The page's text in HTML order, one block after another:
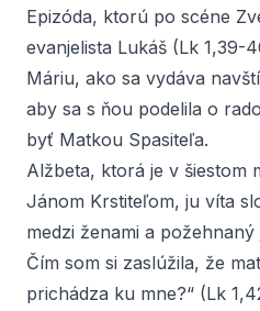
Epizóda, ktorú po scéne
evanjelista Lukáš (Lk 1,39-
Máriu, ako sa vydáva
aby sa s ňou podelila o
byť Matkou Spasiteľa.
Alžbeta, ktorá je v šiestom
Jánom Krstiteľom, ju víta
medzi ženami a
Čím som si zaslúžila, že
prichádza ku mne?“ (Lk